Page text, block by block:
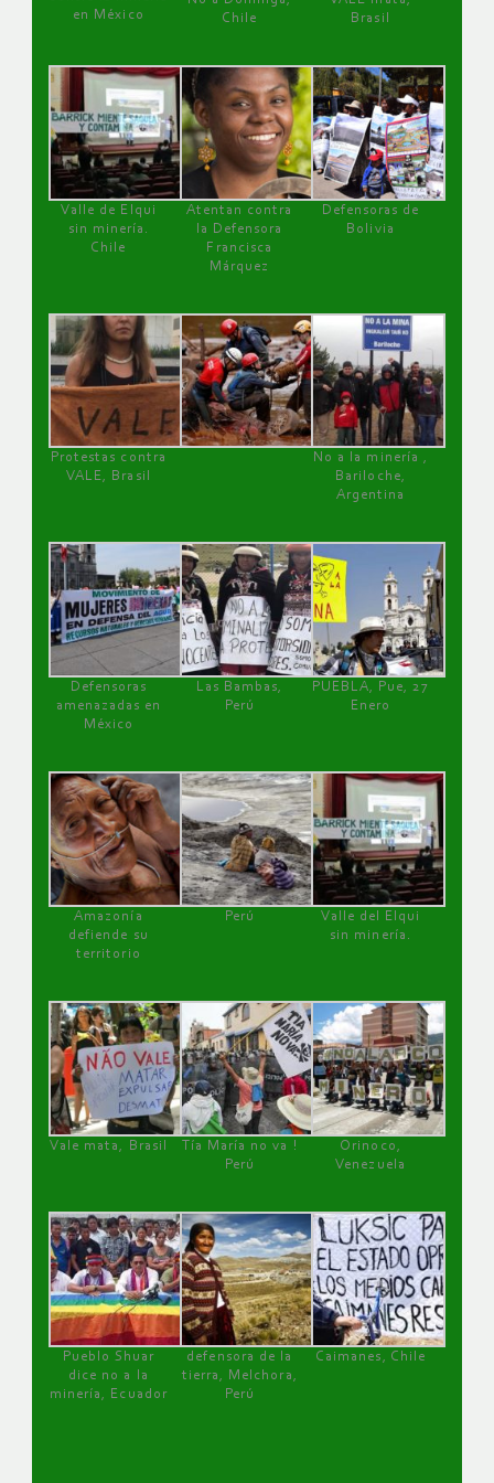
en México
Chile
Brasil
Valle de Elqui
sin minería.
Chile
Atentan contra
la Defensora
Francisca
Márquez
Defensoras de
Bolivia
Protestas contra
VALE, Brasil
No a la minería ,
Bariloche,
Argentina
Defensoras
amenazadas en
México
Las Bambas,
Perú
PUEBLA, Pue, 27
Enero
Amazonía
defiende su
territorio
Perú
Valle del Elqui
sin minería.
Vale mata, Brasil
Tía María no va !
Perú
Orinoco,
Venezuela
Pueblo Shuar
dice no a la
minería, Ecuador
defensora de la
tierra, Melchora,
Perú
Caimanes, Chile